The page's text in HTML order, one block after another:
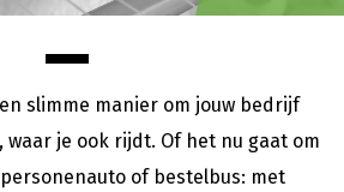
SIGNINGFABRIEK
slimme manier om jouw bedrijf
je ook rijdt. Of het nu gaat om
of bestelbus: met